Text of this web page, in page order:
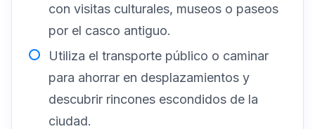
con visitas culturales, museos o paseos
por el casco antiguo.
Utiliza el transporte público o caminar
para ahorrar en desplazamientos y
descubrir rincones escondidos de la
ciudad.